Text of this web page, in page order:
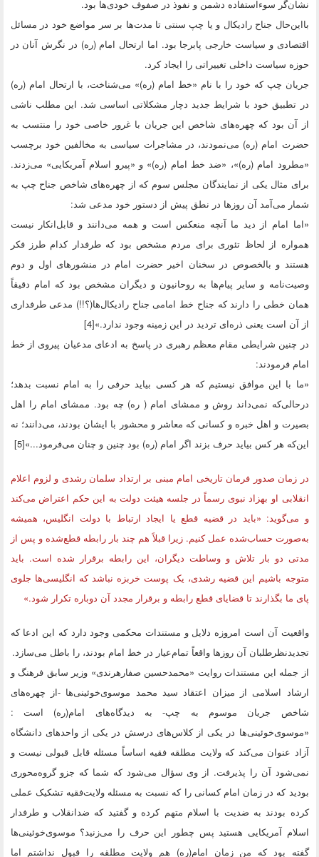
نشان‌گر سوءاستفاده دشمن و نفوذ در صفوف خودی‌ها بود.
بااین‌حال جناح رادیکال و یا چپ سنتی تا مدت‌ها بر سر مواضع خود در مسائل
اقتصادی و سیاست خارجی پابرجا بود. اما ارتحال امام (ره) در نگرش آنان در
حوزه سیاست داخلی تغییراتی را ایجاد کرد.
جریان چپ که خود را با نام «خط امام (ره)» می‌شناخت، با ارتحال امام (ره)
در تطبیق خود با شرایط جدید دچار مشکلاتی اساسی شد. این مطلب ناشی
از آن بود که چهره‌های شاخص این جریان با غرور خاصی خود را منتسب به
حضرت امام (ره) می‌نمودند، در مشاجرات سیاسی به مخالفین خود برچسب
«مطرود امام (ره)»، «ضد خط امام (ره)» و «پیرو اسلام آمریکایی» می‌زدند.
برای مثال یکی از نمایندگان مجلس سوم که از چهره‌های شاخص جناح چپ به
شمار می‌آمد آن روزها در نطق پیش از دستور خود مدعی شد:
«اما امام از دید ما آنچه منعکس است و همه می‌دانند و قابل‌انکار نیست
همواره از لحاظ تئوری برای مردم مشخص بود که طرفدار کدام طرز فکر
هستند و بالخصوص در سخنان اخیر حضرت امام در منشورهای اول و دوم
وصیت‌نامه و سایر پیام‌ها به روحانیون و دیگران مشخص بود که امام دقیقاً
همان خطی را دارند که جناح خط امامی جناح رادیکال‌ها(؟!!) مدعی طرفداری
از آن است یعنی ذره‌ای تردید در این زمینه وجود ندارد.»[4]
در چنین شرایطی مقام معظم رهبری در پاسخ به ادعای مدعیان پیروی از خط
امام فرمودند:
«ما با این موافق نیستیم که هر کسی بیاید حرفی را به امام نسبت بدهد؛
درحالی‌که نمی‌داند روش و ممشای امام ( ره) چه بود. ممشای امام را اهل
بصیرت و اهل خبره و کسانی که معاشر و محشور با ایشان بودند، می‌دانند؛ نه
این‌که هر کس بیاید حرف بزند اگر امام (ره) بود چنین و چنان می‌فرمود...»[5]
در زمان صدور فرمان تاریخی امام مبنی بر ارتداد سلمان رشدی و لزوم اعلام
انقلابی او بهزاد نبوی رسماً در جلسه هیئت دولت به این حکم اعتراض می‌کند
و می‌گوید: «باید در قضیه قطع یا ایجاد ارتباط با دولت انگلیس، همیشه
به‌صورت حساب‌شده عمل کنیم. زیرا قبلاً هم چند بار رابطه قطع‌شده و پس از
مدتی دو بار تلاش و وساطت دیگران، این رابطه برقرار شده است. باید
متوجه باشیم این قضیه رشدی، یک پوست خربزه نباشد که انگلیسی‌ها جلوی
پای ما بگذارند تا قضایای قطع رابطه و برقرار مجدد آن دوباره تکرار شود.»
واقعیت آن است امروزه دلایل و مستندات محکمی وجود دارد که این ادعا که
تجدیدنظرطلبان آن روزها واقعاً تمام‌عیار در خط امام بودند، را باطل می‌سازد.
از جمله این مستندات روایت «محمدحسین صفارهرندی» وزیر سابق فرهنگ و
ارشاد اسلامی از میزان اعتقاد سید محمد موسوی‌خوئینی‌ها -از چهره‌های
شاخص جریان موسوم به چپ- به دیدگاه‌های امام(ره) است :
«موسوی‌خوئینی‌ها در یکی از کلاس‌های درسش در یکی از واحدهای دانشگاه
آزاد عنوان می‌کند که ولایت مطلقه فقیه اساساً مسئله قابل قبولی نیست و
نمی‌شود آن را پذیرفت. از وی سؤال می‌شود که شما که جزو گروه‌محوری
بودید که در زمان امام کسانی را که نسبت به مسئله ولایت‌فقیه تشکیک عملی
کرده بودند به ضدیت با اسلام متهم کرده و گفتید که ضدانقلاب و طرفدار
اسلام آمریکایی هستید پس چطور این حرف را می‌زنید؟ موسوی‌خوئینی‌ها
گفته بود که من زمان امام(ره) هم ولایت مطلقه را قبول نداشتم اما